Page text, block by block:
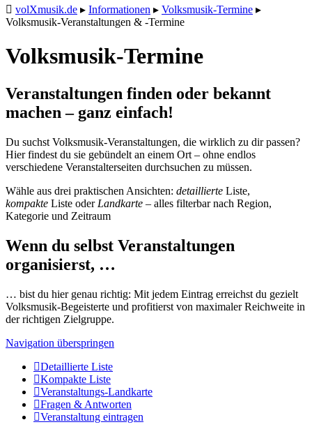
volXmusik.de ▸ Informationen ▸ Volksmusik-Termine ▸
Volksmusik-Veranstaltungen & -Termine
Volksmusik-Termine
Veranstaltungen finden oder bekannt
machen – ganz einfach!
Du suchst Volksmusik-Veranstaltungen, die wirklich zu dir passen?
Hier findest du sie gebündelt an einem Ort – ohne endlos
verschiedene Veranstalterseiten durchsuchen zu müssen.
Wähle aus drei praktischen Ansichten: detaillierte Liste,
kompakte Liste oder Landkarte – alles filterbar nach Region,
Kategorie und Zeitraum
Wenn du selbst Veranstaltungen
organisierst, …
… bist du hier genau richtig: Mit jedem Eintrag erreichst du gezielt
Volksmusik-Begeisterte und profitierst von maximaler Reichweite in
der richtigen Zielgruppe.
Navigation überspringen
Detaillierte Liste
Kompakte Liste
Veranstaltungs-Landkarte
Fragen & Antworten
Veranstaltung eintragen